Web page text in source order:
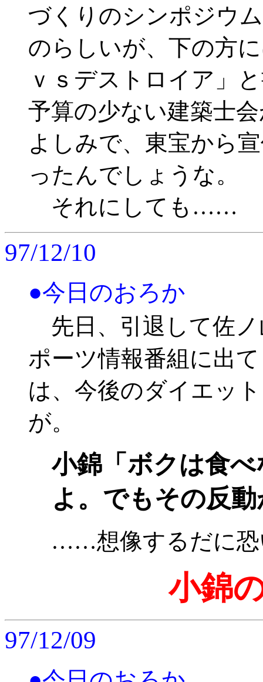
づくりのシンポジウ
のらしいが、下の方
ｖｓデストロイア」
予算の少ない建築士
よしみで、東宝から
ったんでしょうな。
それにしても……
97/12/10
●今日のおろか
先日、引退して佐
ポーツ情報番組に出
は、今後のダイエッ
が。
小錦「ボクは食
よ。でもその反
……想像するだに恐
小錦
97/12/09